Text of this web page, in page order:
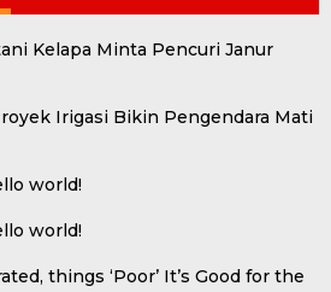
Kelapa Minta Pencuri Janur
Irigasi Bikin Pengendara Mati
world!
world!
things ‘Poor’ It’s Good for the